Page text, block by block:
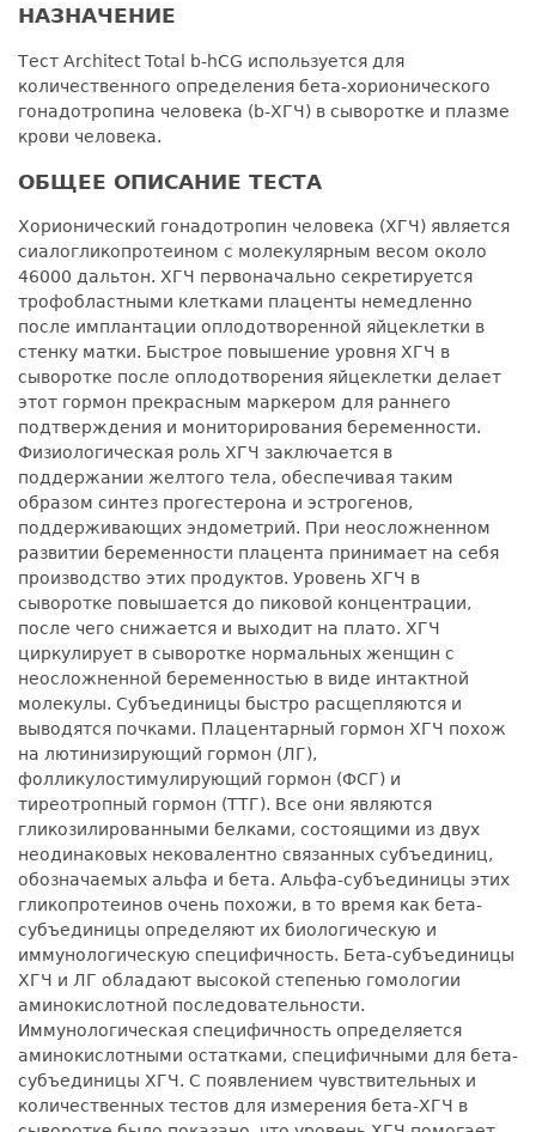
НАЗНАЧЕНИЕ
Тест Architect Total b-hCG используется для
количественного определения бета-хорионического
гонадотропина человека (b-ХГЧ) в сыворотке и плазме
крови человека.
ОБЩЕЕ ОПИСАНИЕ ТЕСТА
Хорионический гонадотропин человека (ХГЧ) является
сиалогликопротеином с молекулярным весом около
46000 дальтон. ХГЧ первоначально секретируется
трофобластными клетками плаценты немедленно
после имплантации оплодотворенной яйцеклетки в
стенку матки. Быстрое повышение уровня ХГЧ в
сыворотке после оплодотворения яйцеклетки делает
этот гормон прекрасным маркером для раннего
подтверждения и мониторирования беременности.
Физиологическая роль ХГЧ заключается в
поддержании желтого тела, обеспечивая таким
образом синтез прогестерона и эстрогенов,
поддерживающих эндометрий. При неосложненном
развитии беременности плацента принимает на себя
производство этих продуктов. Уровень ХГЧ в
сыворотке повышается до пиковой концентрации,
после чего снижается и выходит на плато. ХГЧ
циркулирует в сыворотке нормальных женщин с
неосложненной беременностью в виде интактной
молекулы. Субъединицы быстро расщепляются и
выводятся почками. Плацентарный гормон ХГЧ похож
на лютинизирующий гормон (ЛГ),
фолликулостимулирующий гормон (ФСГ) и
тиреотропный гормон (ТТГ). Все они являются
гликозилированными белками, состоящими из двух
неодинаковых нековалентно связанных субъединиц,
обозначаемых альфа и бета. Альфа-субъединицы этих
гликопротеинов очень похожи, в то время как бета-
субъединицы определяют их биологическую и
иммунологическую специфичность. Бета-субъединицы
ХГЧ и ЛГ обладают высокой степенью гомологии
аминокислотной последовательности.
Иммунологическая специфичность определяется
аминокислотными остатками, специфичными для бета-
субъединицы ХГЧ. С появлением чувствительных и
количественных тестов для измерения бета-ХГЧ в